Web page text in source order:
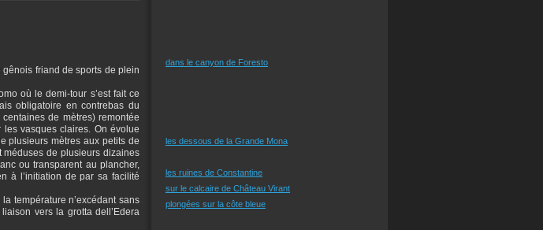
friand de sports de plein
où le demi-tour s’est fait ce
obligatoire en contrebas du
de mètres) remontée
vasques claires. On évolue
plusieurs mètres aux petits de
méduses de plusieurs dizaines
ou transparent au plancher,
à l’initiation de par sa facilité
température n’excédant sans
vers la grotta dell’Edera
dans le canyon de Foresto
les dessous de la Grande Mona
les ruines de Constantine
sur le calcaire de Château Virant
plongées sur la côte bleue